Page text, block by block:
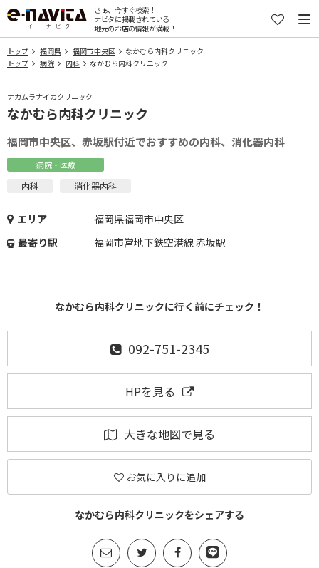
さぁ、今すぐ検索！
ナビタに掲載されている
地元のお店の情報が満載！
トップ 福岡県 福岡市中央区
なかむら内科クリニック
トップ
病院 内科 なかむら内科クリニック
ナカムラナイカクリニック
なかむら内科クリニック
福岡市中央区、赤坂駅付近でおすすめの内科、消化器内科
病院・医療
内科 消化器内科
エリア
福岡県福岡市中央区
最寄り駅
福岡市営地下鉄空港線 赤坂駅
なかむら内科クリニックに行く前にチェック！
092-751-2345
HPを見る
大きな地図で見る
お気に入りに追加
なかむら内科クリニックをシェアする